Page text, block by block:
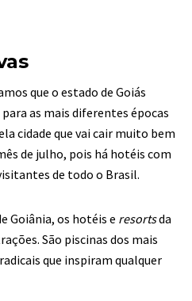
que o estado de Goiás
as mais diferentes épocas
cidade que vai cair muito bem
de julho, pois há hotéis com
de todo o Brasil.
Goiânia, os hotéis e resortsda
São piscinas dos mais
que inspiram qualquer